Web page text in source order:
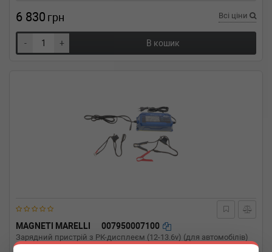
6 830 грн Всі ціни
- + В кошик
MAGNETI MARELLI 007950007100
Зарядний пристрій з РК-дисплеєм (12-13.6v) (для автомобілів)